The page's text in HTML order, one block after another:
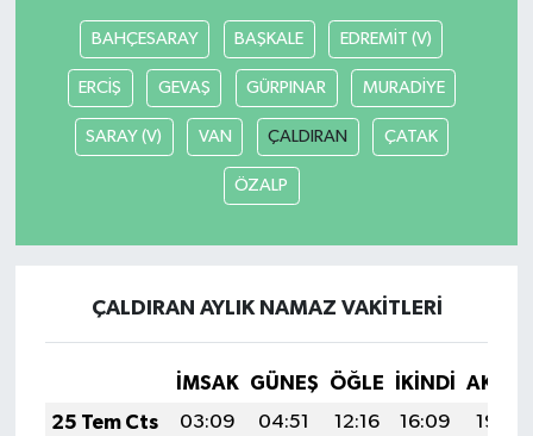
BAHÇESARAY BAŞKALE EDREMİT (V)
ERCİŞ GEVAŞ GÜRPINAR MURADİYE
SARAY (V) VAN ÇALDIRAN ÇATAK
ÖZALP
ÇALDIRAN AYLIK NAMAZ VAKITLERI
İMSAK GÜNEŞ ÖĞLE İKINDI
25 Tem Cts
03:09 04:51 12:16 16:09
19:30